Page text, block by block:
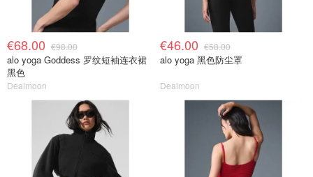
€68.00 €98.00
alo yoga Goddess 罗纹短袖连衣裙
黑色
Dealmoon
€46.00 €58.00
alo yoga 黑色防尘罩
Dealmoon